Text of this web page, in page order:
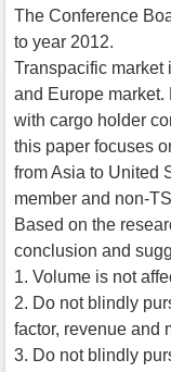
The Conference
to year 2012.
Transpacific market
and Europe
with cargo holder
this paper focuses
from Asia to United
member and non-
Based on the
conclusion and
1. Volume is not
2. Do not blindly
factor, revenue and
3. Do not blindly